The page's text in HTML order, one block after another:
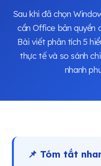
Sau khi đã chọn
cần Office bản quyền
Bài viết phân tích 5
thực tế và so sánh
nhanh
📌 Tóm tắt